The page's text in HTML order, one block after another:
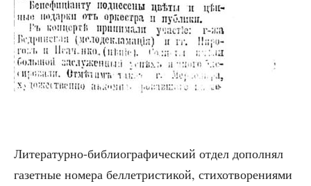
Лите­ра­тур­но-биб­лио­гра­фи­че­ский отдел допол­нял
газет­ные номе­ра бел­ле­три­сти­кой, сти­хо­тво­ре­ни­я­ми